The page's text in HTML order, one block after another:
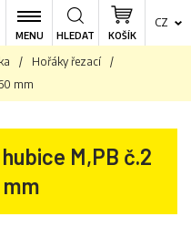
MENU KOŠÍK
CZ
HLEDAT
/ Hořáky řezací
/
mm
M,PB č.2